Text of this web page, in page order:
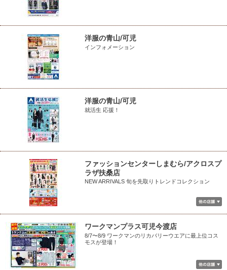
洋服の青山/可児
インフォメーション
洋服の青山/可児
就活生 応援！
ファッションセンターしまむら/アクロスプ
ラザ扶桑店
NEW ARRIVALS 旬を先取りトレンドコレクション
ワークマンプラス可児今渡店
8/7〜8/9 ワークマンのリカバリーウエアに最上位コス
モスが登場！